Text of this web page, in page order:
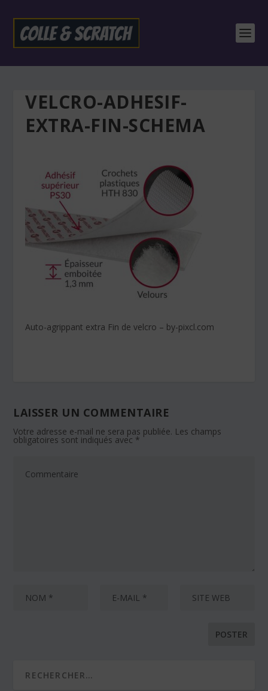
VELCRO-ADHESIF-
EXTRA-FIN-SCHEMA
Auto-agrippant extra Fin de velcro – by-pixcl.com
LAISSER UN COMMENTAIRE
Votre adresse e-mail ne sera pas publiée. Les champs
obligatoires sont indiqués avec *